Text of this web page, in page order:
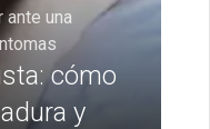
ante una
cómo
y